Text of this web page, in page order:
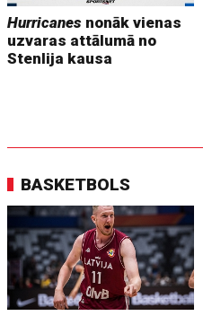
Hurricanes nonāk vienas
uzvaras attālumā no
Stenlija kausa
BASKETBOLS